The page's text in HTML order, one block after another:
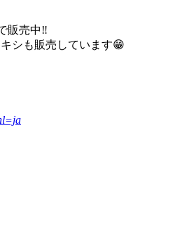
販売中‼️
シも販売しています😁